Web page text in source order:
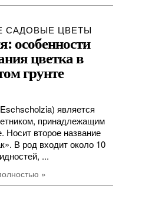
САДОВЫЕ ЦВЕТЫ
особенности
цветка в
грунте
является
принадлежащим
второе название
В род входит около 10
...
»